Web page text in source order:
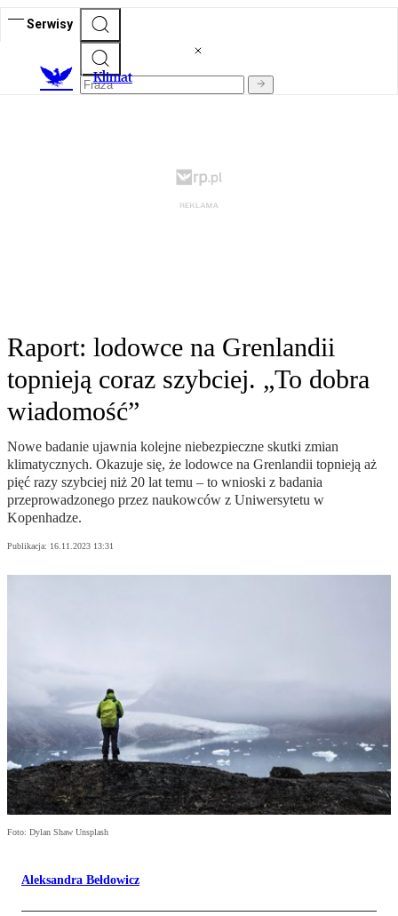
Serwisy
Klimat
Raport: lodowce na Grenlandii
topnieją coraz szybciej. „To dobra
wiadomość”
Nowe badanie ujawnia kolejne niebezpieczne skutki zmian
klimatycznych. Okazuje się, że lodowce na Grenlandii topnieją aż
pięć razy szybciej niż 20 lat temu – to wnioski z badania
przeprowadzonego przez naukowców z Uniwersytetu w
Kopenhadze.
Publikacja: 16.11.2023 13:31
Foto: Dylan Shaw Unsplash
Aleksandra Bełdowicz